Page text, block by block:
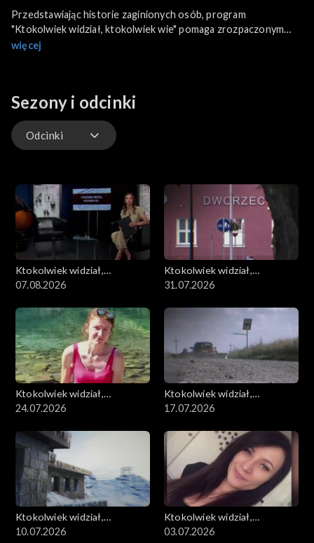
Przedstawiając historie zaginionych osób, program
"Ktokolwiek widział, ktokolwiek wie" pomaga zrozpaczonym
rodzinom w poszukiwaniu swoich bliskich. Dzięki pomocy
więcej
Sezony i odcinki
Odcinki
Ktokolwiek widział,
ktokolwiek wie...
07.08.2026
Ktokolwiek widział,
ktokolwiek wie...
31.07.2026
Ktokolwiek widział,
ktokolwiek wie...
24.07.2026
Ktokolwiek widział,
ktokolwiek wie...
17.07.2026
Ktokolwiek widział,
ktokolwiek wie...
10.07.2026
Ktokolwiek widział,
ktokolwiek wie...
03.07.2026